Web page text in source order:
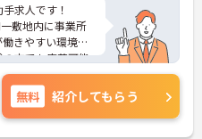
求人です！
敷地内に事業所
きやすい環境を
方でも応募可能
たいという方に
には、面接対策
ますのでお気軽
無料 紹介してもらう